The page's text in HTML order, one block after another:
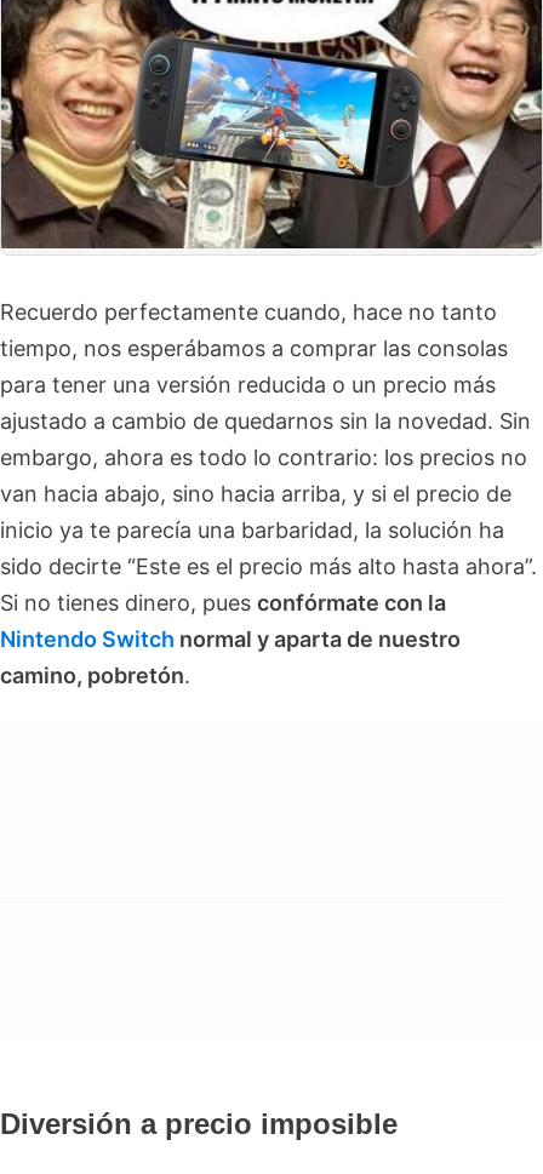
Recuerdo perfectamente cuando, hace no tanto
tiempo, nos esperábamos a comprar las consolas
para tener una versión reducida o un precio más
ajustado a cambio de quedarnos sin la novedad. Sin
embargo, ahora es todo lo contrario: los precios no
van hacia abajo, sino hacia arriba, y si el precio de
inicio ya te parecía una barbaridad, la solución ha
sido decirte “Este es el precio más alto hasta ahora”.
Si no tienes dinero, pues confórmate con la
Nintendo Switch normal y aparta de nuestro
camino, pobretón.
Diversión a precio imposible